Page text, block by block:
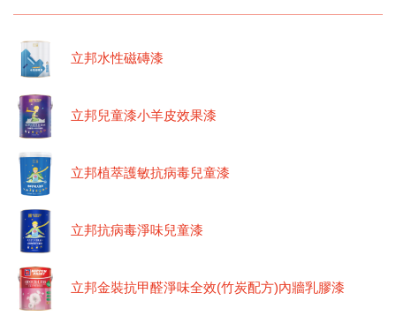
立邦水性磁磚漆
立邦兒童漆小羊皮效果漆
立邦植萃護敏抗病毒兒童漆
立邦抗病毒淨味兒童漆
立邦金裝抗甲醛淨味全效(竹炭配方)內牆乳膠漆